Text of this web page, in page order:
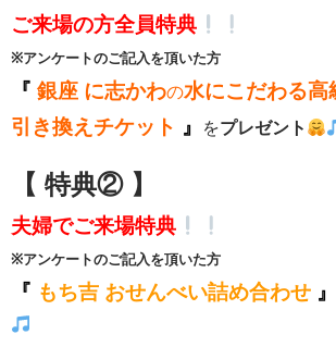
ご来場の方全員特典
※アンケートのご記入を頂いた方
『 銀座 に志かわの水にこだわる高
引き換えチケット 』 をプレゼント
【 特典② 】
夫婦でご来場特典
※アンケートのご記入を頂いた方
『 もち吉 おせんべい詰め合わせ 』